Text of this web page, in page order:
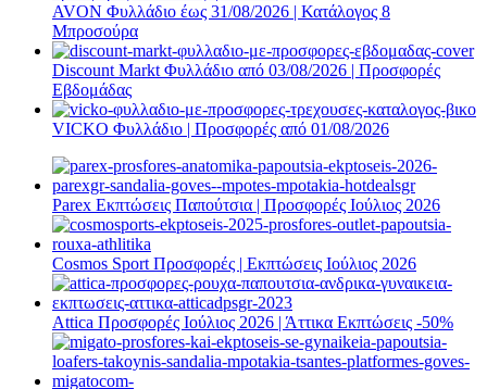
AVON Φυλλάδιο έως 31/08/2026 | Κατάλογος 8
Μπροσούρα
Discount Markt Φυλλάδιο από 03/08/2026 | Προσφορές
Εβδομάδας
VICKO Φυλλάδιο | Προσφορές από 01/08/2026
Parex Εκπτώσεις Παπούτσια | Προσφορές Ιούλιος 2026
Cosmos Sport Προσφορές | Εκπτώσεις Ιούλιος 2026
Attica Προσφορές Ιούλιος 2026 | Άττικα Εκπτώσεις -50%